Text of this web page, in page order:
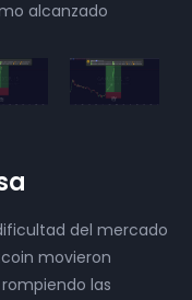
alcanzado
del mercado
movieron
las